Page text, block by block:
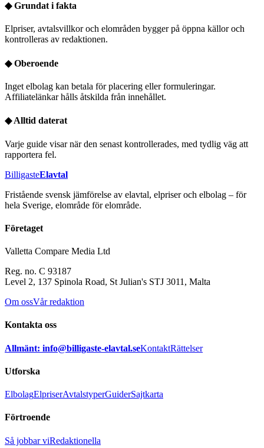
◆Grundat i fakta
Elpriser, avtalsvillkor och elområden bygger på öppna källor och
kontrolleras av redaktionen.
◆Oberoende
Inget elbolag kan betala för placering eller formuleringar.
Affiliatelänkar hålls åtskilda från innehållet.
◆Alltid daterat
Varje guide visar när den senast kontrollerades, med tydlig väg att
rapportera fel.
BilligasteElavtal
Fristående svensk jämförelse av elavtal, elpriser och elbolag – för
hela Sverige, elområde för elområde.
Företaget
Valletta Compare Media Ltd
Reg. no. C 93187
Level 2, 137 Spinola Road, St Julian's STJ 3011, Malta
Om ossVår redaktion
Kontakta oss
Allmänt: info@billigaste-elavtal.seKontaktRättelser
Utforska
ElbolagElpriserAvtalstyperGuiderSajtkarta
Förtroende
Så jobbar viRedaktionella